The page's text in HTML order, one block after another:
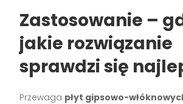
Zastosowanie –
jakie rozwiązanie
sprawdzi się
Przewaga płyt gipsowo-